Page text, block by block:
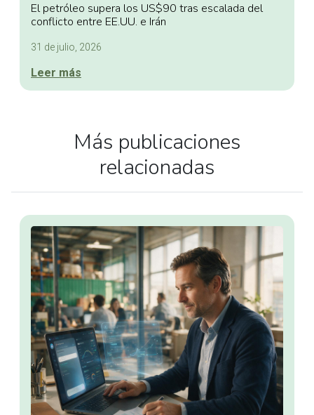
El petróleo supera los US$90 tras escalada del
conflicto entre EE.UU. e Irán
31 de julio, 2026
Leer más
Más publicaciones
relacionadas